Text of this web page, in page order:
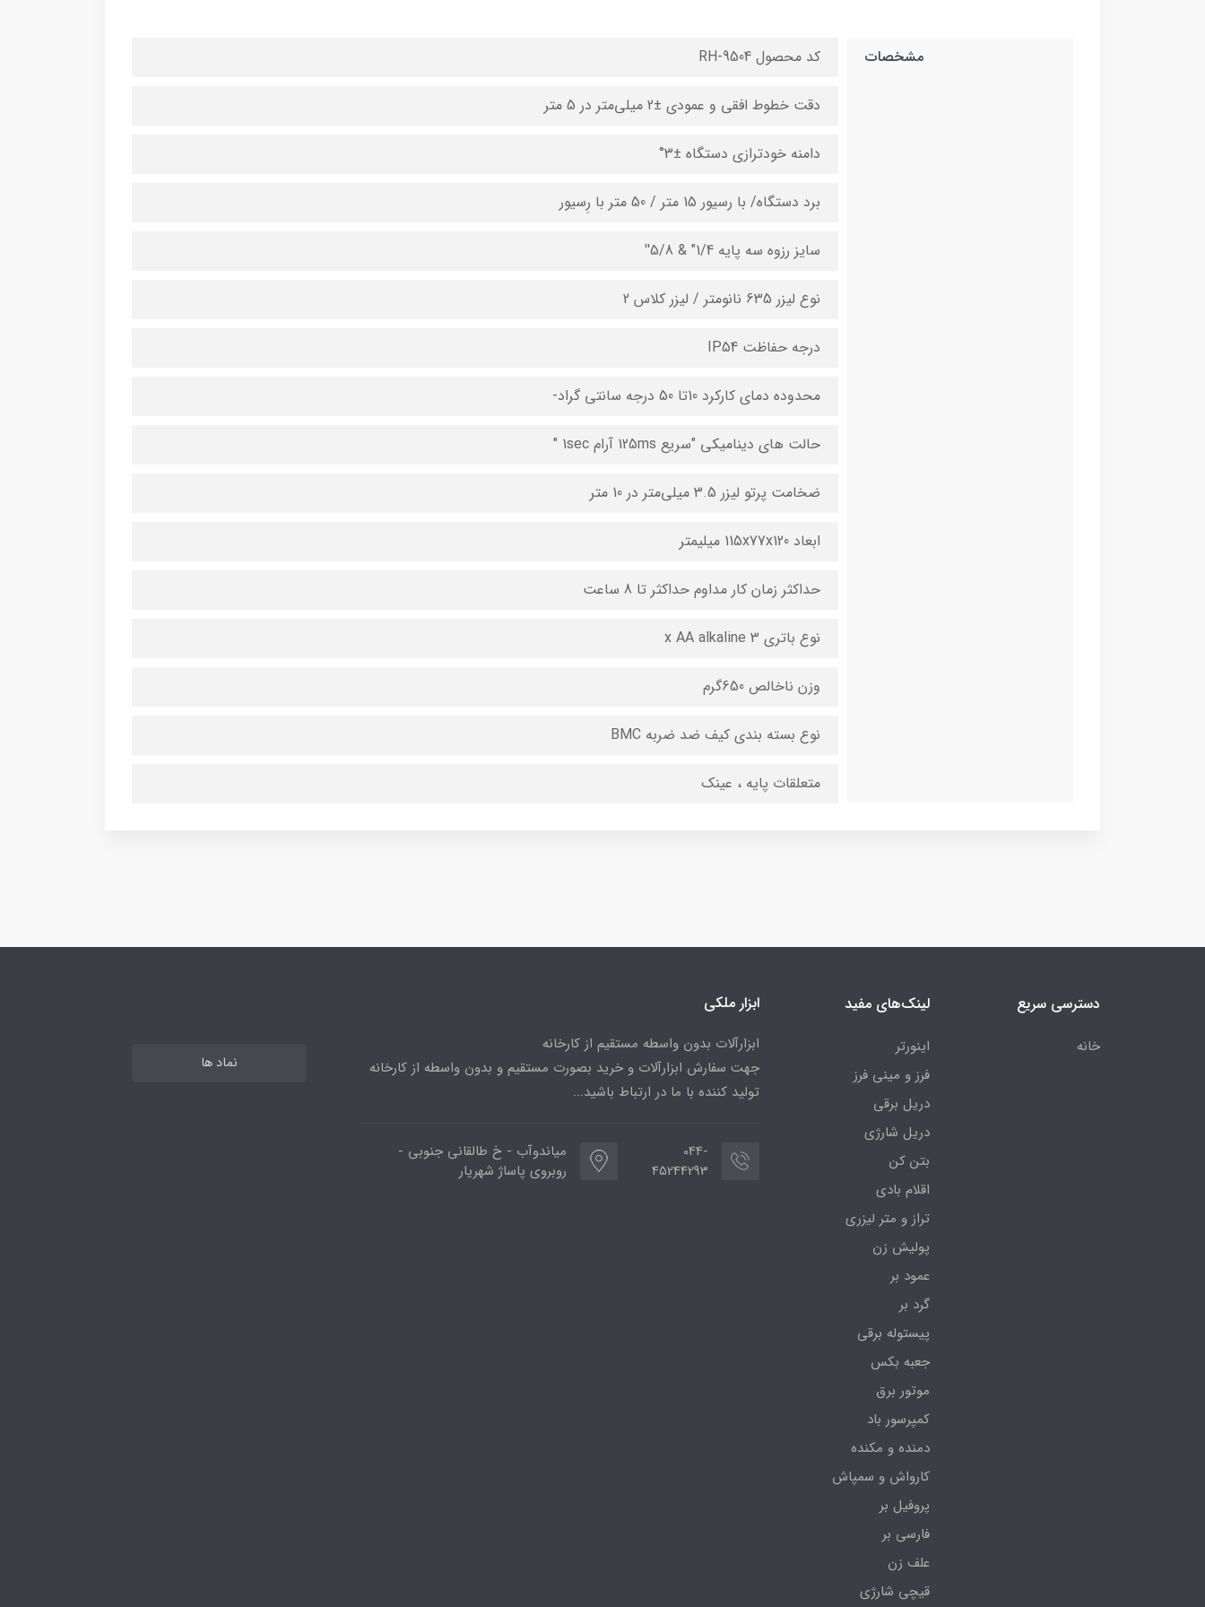
مشخصات کد محصول RH-9504
دقت خطوط افقی و عمودی ±2 میلی‌متر در 5 متر
دامنه خودترازی دستگاه ±3°
برد دستگاه/ با رسیور 15 متر / 50 متر با رِسیور
سایز رزوه سه پایه 1/4" & 5/8''
نوع لیزر 635 نانو‌متر / لیزر کلاس 2
درجه حفاظت IP54
محدوده دمای کارکرد 10تا 50 درجه سانتی گراد-
حالت های دینامیکی "سریع 125ms آرام 1sec "
ضخامت پرتو لیزر 3.5 میلی‌متر در 10 متر
ابعاد 115x77x120 میلیمتر
حداکثر زمان کار مداوم حداکثر تا 8 ساعت
نوع باتری 3 x AA alkaline
وزن ناخالص 650گرم
نوع بسته ‌بندی کیف ضد ضربه BMC
متعلقات پایه ، عینک
دسترسی سریع
خانه
لینک‌های مفید
اینورتر
فرز و مینی فرز
دریل برقی
دریل شارژی
بتن کن
اقلام بادی
تراز و متر لیزری
پولیش زن
عمود بر
گرد بر
پیستوله برقی
جعبه بکس
موتور برق
کمپرسور باد
دمنده و مکنده
کارواش و سمپاش
پروفیل بر
فارسی بر
علف زن
قیچی شارژی
ابزار ملکی
ابزارآلات بدون واسطه مستقیم از کارخانه
جهت سفارش ابزارآلات و خرید بصورت مستقیم و بدون واسطه از کارخانه
تولید کننده با ما در ارتباط باشید...
044-
45244293
میاندوآب - خ طالقانی جنوبی -
روبروی پاساژ شهریار
نماد ها